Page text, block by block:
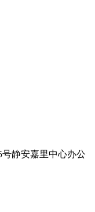
静安嘉里中心办公